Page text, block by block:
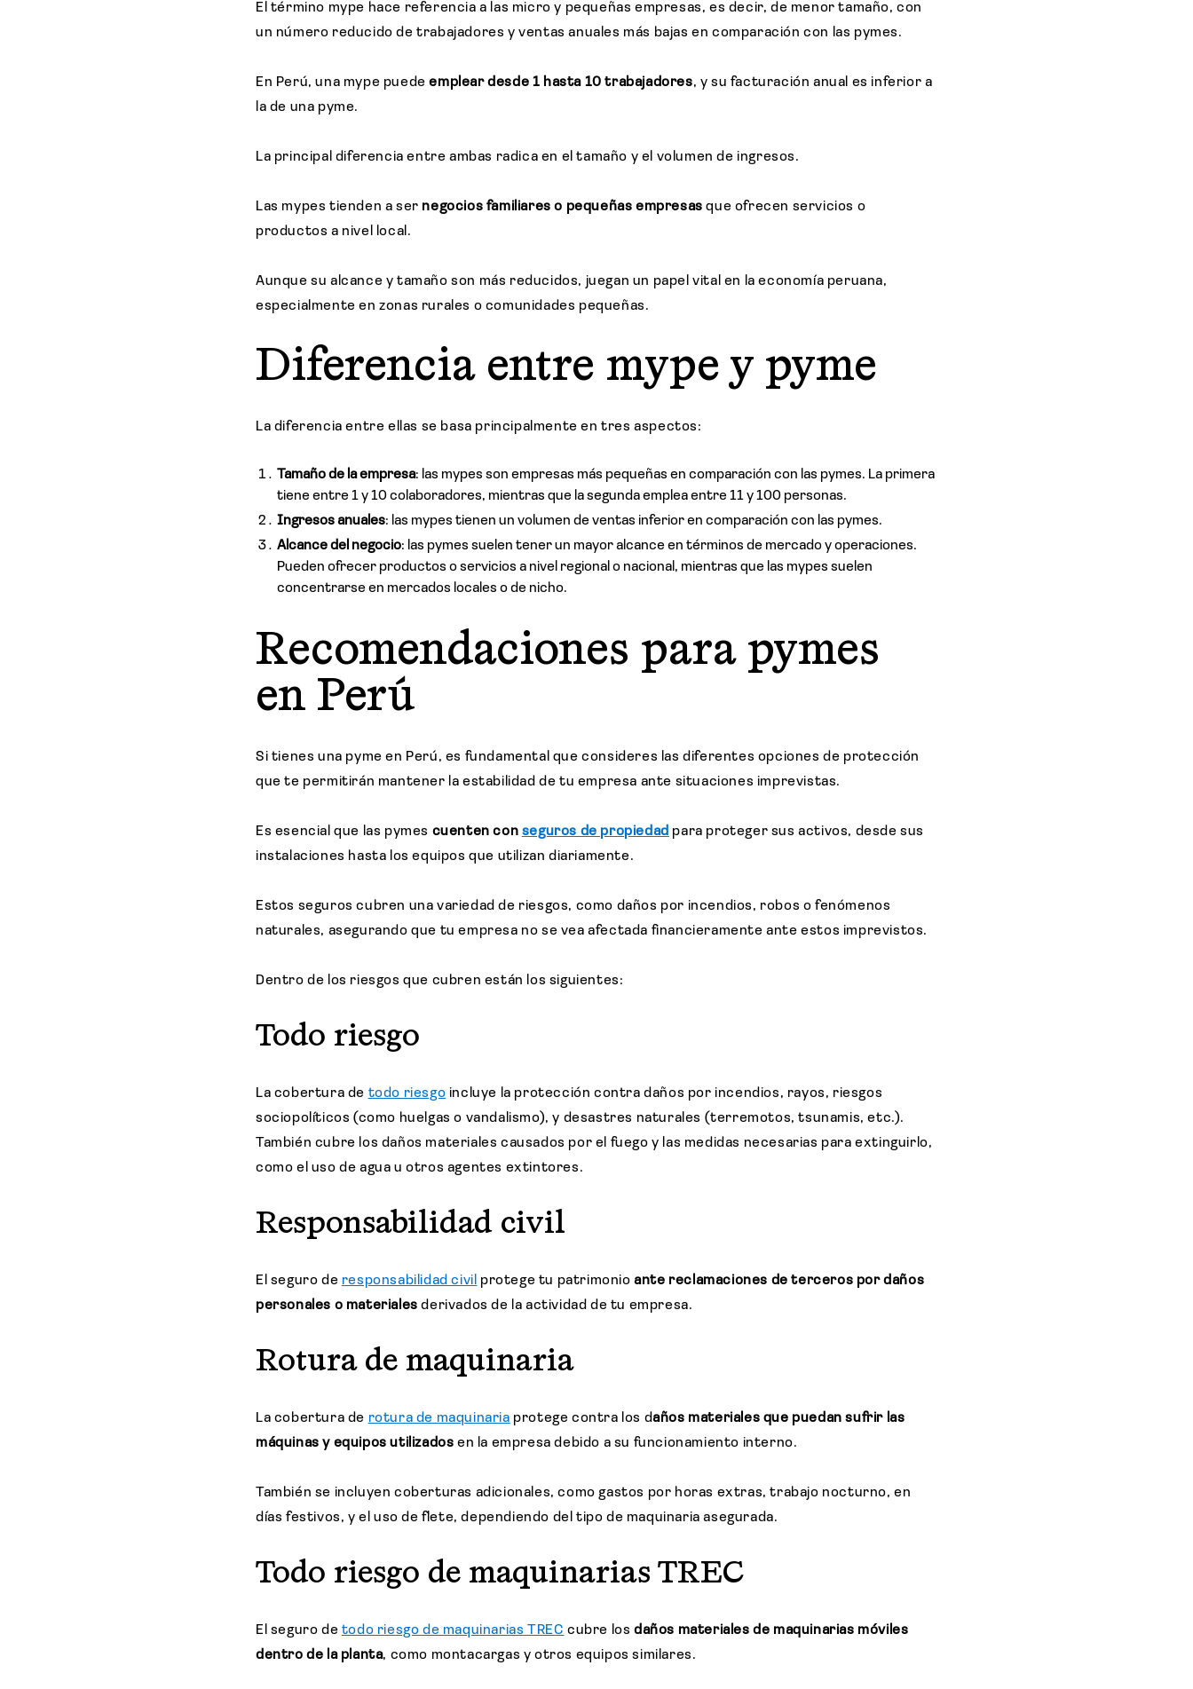
El término mype hace referencia a las micro y pequeñas empresas, es decir, de menor tamaño, con
un número reducido de trabajadores y ventas anuales más bajas en comparación con las pymes.
En Perú, una mype puedeemplear desde 1 hasta 10 trabajadores, y su facturación anual es inferior a
la de una pyme.
La principal diferencia entre ambas radica en el tamaño y el volumen de ingresos.
Las mypes tienden a ser negocios familiares o pequeñas empresas que ofrecen servicios o
productos a nivel local.
Aunque su alcance y tamaño son más reducidos, juegan un papel vital en la economía peruana,
especialmente en zonas rurales o comunidades pequeñas.
Diferencia entre mype y pyme
La diferencia entre ellas se basa principalmente en tres aspectos:
Tamaño de la empresa: las mypes son empresas más pequeñas en comparación con las pymes. La primera
tiene entre 1 y 10 colaboradores, mientras que la segunda emplea entre 11 y 100 personas.
Ingresos anuales: las mypes tienen un volumen de ventas inferior en comparación con las pymes.
Alcance del negocio: las pymes suelen tener un mayor alcance en términos de mercado y operaciones.
Pueden ofrecer productos o servicios a nivel regional o nacional, mientras que las mypes suelen
concentrarse en mercados locales o de nicho.
Recomendaciones para pymes
en Perú
Si tienes una pyme en Perú, es fundamental que consideres las diferentes opciones de protección
que te permitirán mantener la estabilidad de tu empresa ante situaciones imprevistas.
Es esencial que las pymes cuenten con seguros de propiedad para proteger sus activos, desde sus
instalaciones hasta los equipos que utilizan diariamente.
Estos seguros cubren una variedad de riesgos, como daños por incendios, robos o fenómenos
naturales, asegurando que tu empresa no se vea afectada financieramente ante estos imprevistos.
Dentro de los riesgos que cubren están los siguientes:
Todo riesgo
La cobertura de todo riesgo incluye la protección contra daños por incendios, rayos, riesgos
sociopolíticos (como huelgas o vandalismo), y desastres naturales (terremotos, tsunamis, etc.).
También cubre los daños materiales causados por el fuego y las medidas necesarias para extinguirlo,
como el uso de agua u otros agentes extintores.
Responsabilidad civil
El seguro de responsabilidad civil protege tu patrimonioante reclamaciones de terceros por daños
personales o materiales derivados de la actividad de tu empresa.
Rotura de maquinaria
La cobertura de rotura de maquinaria protege contra los daños materiales que puedan sufrir las
máquinas y equipos utilizados en la empresa debido a su funcionamiento interno.
También se incluyen coberturas adicionales, como gastos por horas extras, trabajo nocturno, en
días festivos, y el uso de flete, dependiendo del tipo de maquinaria asegurada.
Todo riesgo de maquinarias TREC
El seguro de todo riesgo de maquinarias TREC cubre losdaños materiales de maquinarias móviles
dentro de la planta, como montacargas y otros equipos similares.